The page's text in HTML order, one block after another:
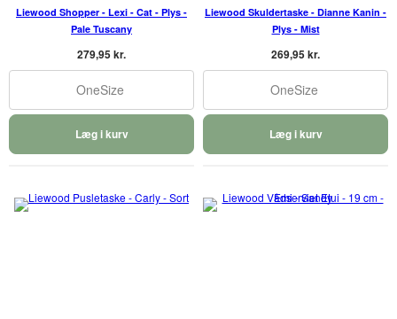
Liewood Shopper - Lexi - Cat - Plys -
Pale Tuscany
279,95 kr.
OneSize
Læg i kurv
Liewood Skuldertaske - Dianne Kanin -
Plys - Mist
269,95 kr.
OneSize
Læg i kurv